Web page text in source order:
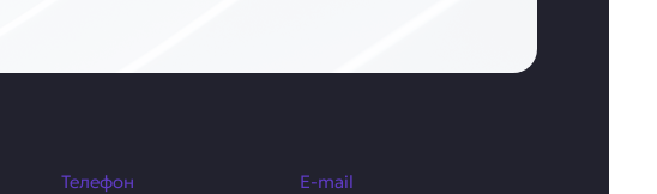
Телефон
E-mail